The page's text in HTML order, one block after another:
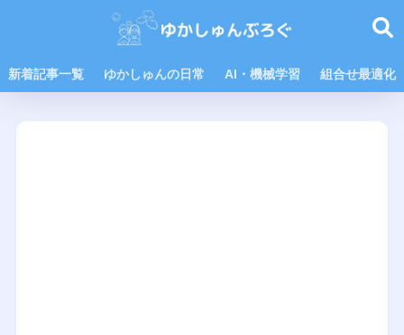
新着記事一覧 ゆかしゅんの日常 AI・機械学習 組合せ最適化